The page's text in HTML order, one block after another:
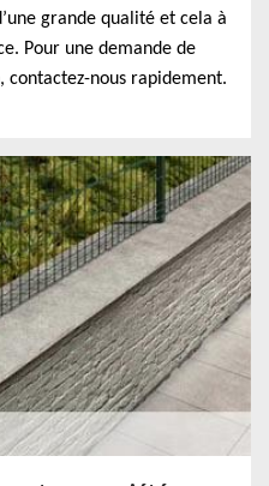
grande qualité et cela à
Pour une demande de
contactez-nous rapidement.